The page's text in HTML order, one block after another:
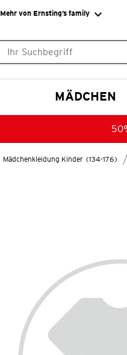
Mehr von Ernsting’s family
MÄDCHEN
Mädchenkleidung Kinder (134-176)